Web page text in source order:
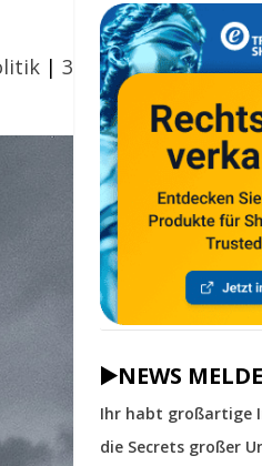
|3
▶️NEWS
Ihr habt großartige
die Secrets großer